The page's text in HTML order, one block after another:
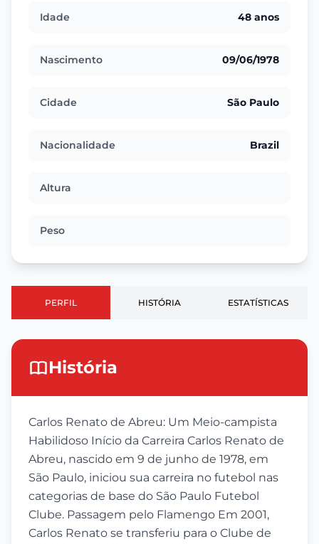
Idade 48 anos
Nascimento 09/06/1978
Cidade São Paulo
Nacionalidade Brazil
Altura
Peso
PERFIL HISTÓRIA ESTATÍSTICAS
História
Carlos Renato de Abreu: Um Meio-campista
Habilidoso Início da Carreira Carlos Renato de
Abreu, nascido em 9 de junho de 1978, em
São Paulo, iniciou sua carreira no futebol nas
categorias de base do São Paulo Futebol
Clube. Passagem pelo Flamengo Em 2001,
Carlos Renato se transferiu para o Clube de